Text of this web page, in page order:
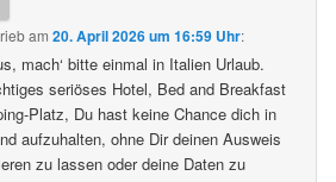
am20. April 2026 um 16:59 Uhr:
mach‘ bitte einmal in Italien Urlaub.
seriöses Hotel, Bed and Breakfast
Platz, Du hast keine Chance dich in
aufzuhalten, ohne Dir deinen Ausweis
zu lassen oder deine Daten zu